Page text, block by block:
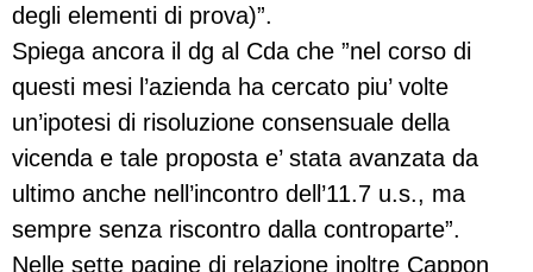
degli elementi di prova)”.
Spiega ancora il dg al Cda che ”nel corso di
questi mesi l’azienda ha cercato piu’ volte
un’ipotesi di risoluzione consensuale della
vicenda e tale proposta e’ stata avanzata da
ultimo anche nell’incontro dell’11.7 u.s., ma
sempre senza riscontro dalla controparte”.
Nelle sette pagine di relazione inoltre Cappon